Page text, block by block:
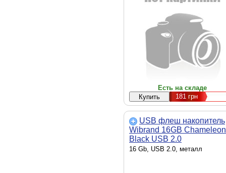
Есть на складе
181грн
USB флеш накопитель
Wibrand 16GB Chameleon
Black USB 2.0
(WI2.0/CH16U6B)
16 Gb, USB 2.0, металл